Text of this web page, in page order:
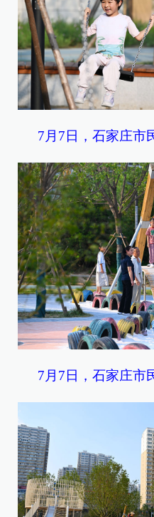
7月7日，石家庄市
7月7日，石家庄市